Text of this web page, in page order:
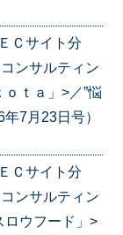
Ｃサイト分
ンサルティン
ｔａ」>／”悩
7月23日号）
Ｃサイト分
ンサルティン
ウフード」>